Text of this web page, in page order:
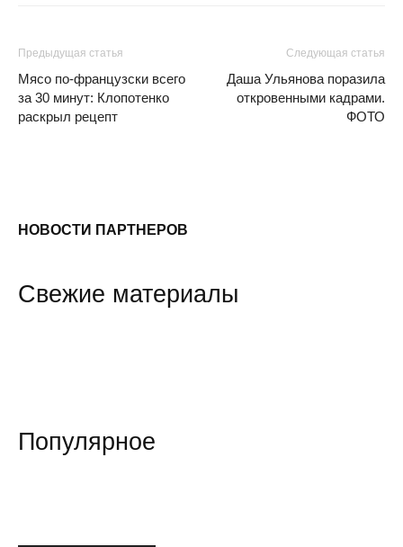
Предыдущая статья
Мясо по-французски всего
за 30 минут: Клопотенко
раскрыл рецепт
Следующая статья
Даша Ульянова поразила
откровенными кадрами.
ФОТО
НОВОСТИ ПАРТНЕРОВ
Свежие материалы
Популярное